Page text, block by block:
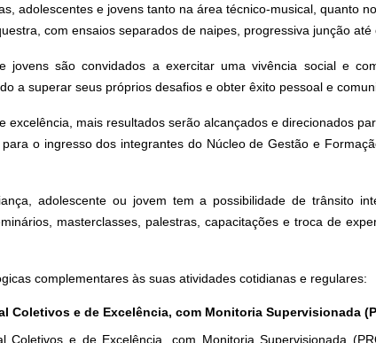
adolescentes e jovens tanto na área técnico-musical, quanto
com ensaios separados de naipes, progressiva junção até
jovens são convidados a exercitar uma vivência social e
a superar seus próprios desafios e obter êxito pessoal e
mais resultados serão alcançados e direcionados
o ingresso dos integrantes do Núcleo de Gestão e
adolescente ou jovem tem a possibilidade de trânsito
masterclasses, palestras, capacitações e troca de
complementares às suas atividades cotidianas e regulares:
Coletivos e de Excelência, com Monitoria Supervisionada
e de Excelência, com Monitoria Supervisionada